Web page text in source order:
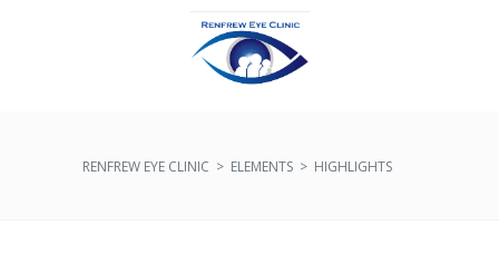
RENFREW EYE CLINIC > ELEMENTS > HIGHLIGHTS